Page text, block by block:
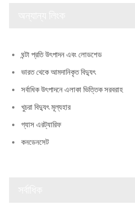
ঘন্টা প্রতি উৎপাদন এবং লোডশেড
ভারত থেকে আমদানিকৃত বিদ্যুৎ
সর্বাধিক উৎপাদনে এলাকা ভিত্তিক সরবরাহ
খুচরা বিদ্যুৎ মূল্যহার
গ্যাস এরট্যারিফ
কনডেনসেট